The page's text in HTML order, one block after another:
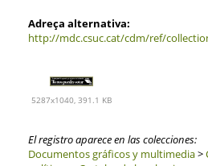
Adreça alternativa:
http://mdc.csuc.cat/cdm/ref/
5287x1040, 391.1 KB
El registro aparece en las colecciones:
Documentos gráficos y multimedia>